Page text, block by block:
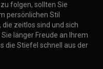
folgen, sollten Sie
persönlichen Stil
zeitlos sind und sich
länger Freude an Ihrem
die Stiefel schnell aus der